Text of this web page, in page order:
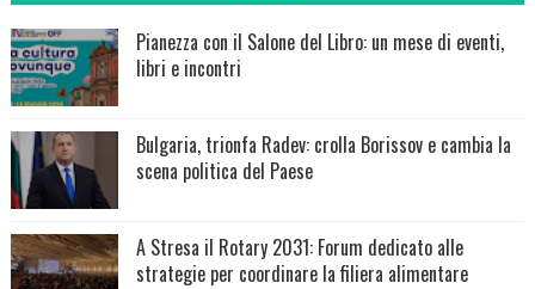
Pianezza con il Salone del Libro: un mese di eventi,
libri e incontri
Bulgaria, trionfa Radev: crolla Borissov e cambia la
scena politica del Paese
A Stresa il Rotary 2031: Forum dedicato alle
strategie per coordinare la filiera alimentare